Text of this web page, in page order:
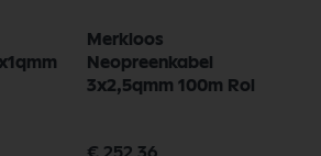
Merkloos
Neopreenkabel
3x2,5qmm 100m Rol